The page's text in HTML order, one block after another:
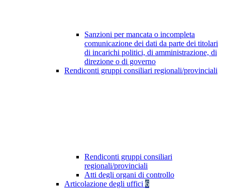
Sanzioni per mancata o incompleta
comunicazione dei dati da parte dei titolari
di incarichi politici, di amministrazione, di
direzione o di governo
Rendiconti gruppi consiliari regionali/provinciali
Rendiconti gruppi consiliari
regionali/provinciali
Atti degli organi di controllo
Articolazione degli uffici 6